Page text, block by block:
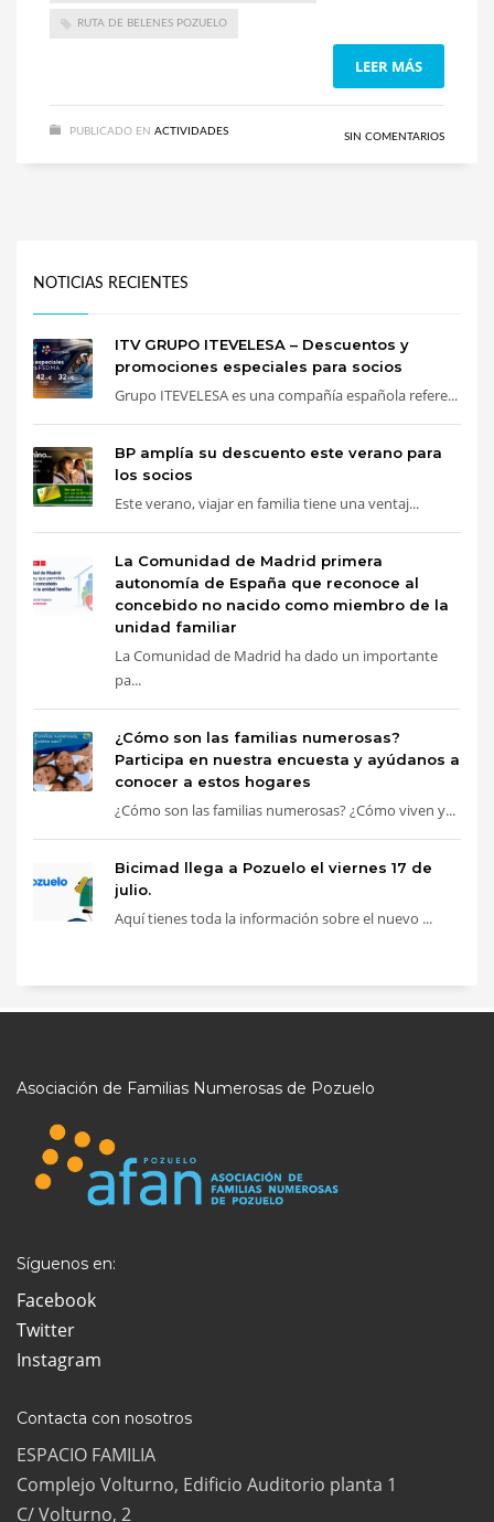
RUTA DE BELENES POZUELO
LEER MÁS
PUBLICADO EN ACTIVIDADES SIN COMENTARIOS
NOTICIAS RECIENTES
ITV GRUPO ITEVELESA – Descuentos y
promociones especiales para socios
Grupo ITEVELESA es una compañía española refere...
BP amplía su descuento este verano para
los socios
Este verano, viajar en familia tiene una ventaj...
La Comunidad de Madrid primera
autonomía de España que reconoce al
concebido no nacido como miembro de la
unidad familiar
La Comunidad de Madrid ha dado un importante
pa...
¿Cómo son las familias numerosas?
Participa en nuestra encuesta y ayúdanos a
conocer a estos hogares
¿Cómo son las familias numerosas? ¿Cómo viven y...
Bicimad llega a Pozuelo el viernes 17 de
julio.
Aquí tienes toda la información sobre el nuevo ...
Asociación de Familias Numerosas de Pozuelo
Síguenos en:
Facebook
Twitter
Instagram
Contacta con nosotros
ESPACIO FAMILIA
Complejo Volturno, Edificio Auditorio planta 1
C/ Volturno, 2